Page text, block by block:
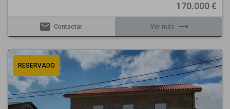
170.000 €
email Contactar Ver más trending_flat
RESERVADO
Previous Next